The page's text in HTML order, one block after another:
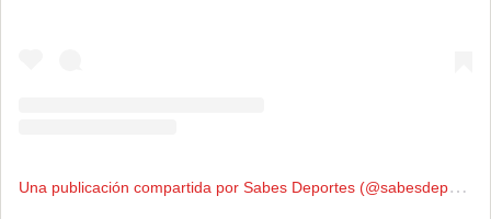
U
na publicación compartida por Sabes Deportes (@sabesdeportes)